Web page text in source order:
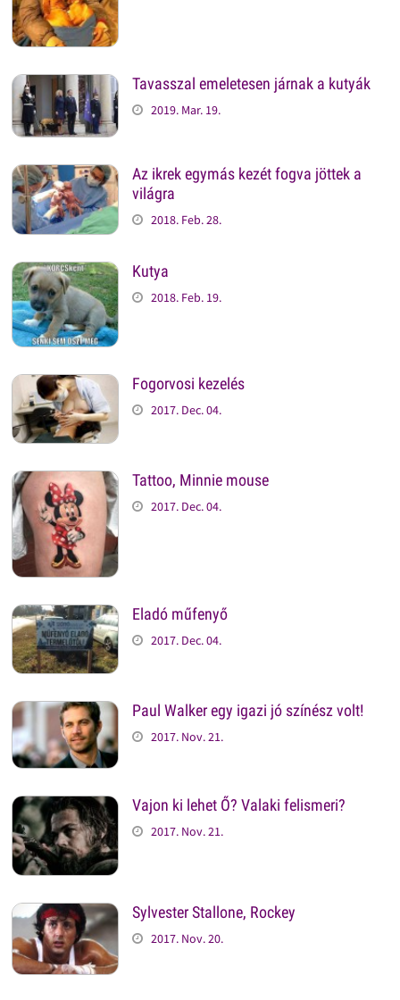
Tavasszal emeletesen járnak a kutyák
2019. Mar. 19.
Az ikrek egymás kezét fogva jöttek a
világra
2018. Feb. 28.
Kutya
2018. Feb. 19.
Fogorvosi kezelés
2017. Dec. 04.
Tattoo, Minnie mouse
2017. Dec. 04.
Eladó műfenyő
2017. Dec. 04.
Paul Walker egy igazi jó színész volt!
2017. Nov. 21.
Vajon ki lehet Ő? Valaki felismeri?
2017. Nov. 21.
Sylvester Stallone, Rockey
2017. Nov. 20.